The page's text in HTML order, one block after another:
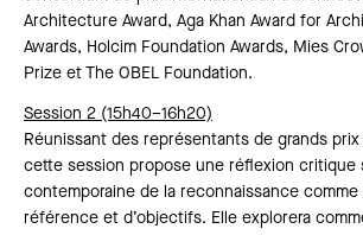
Architecture Award, Aga Khan Award for
Awards, Holcim Foundation Awards, Mies
Prize et The OBEL Foundation.
Session 2 (15h40–16h20)
Réunissant des représentants de grands
cette session propose une réflexion critique
contemporaine de la reconnaissance
référence et d’objectifs. Elle explorera